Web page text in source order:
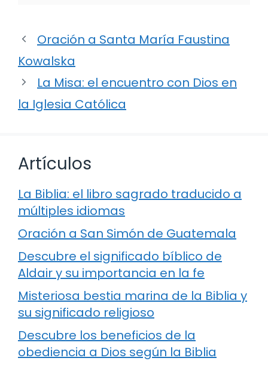
Oración a Santa María Faustina
Kowalska
La Misa: el encuentro con Dios en
la Iglesia Católica
Artículos
La Biblia: el libro sagrado traducido a
múltiples idiomas
Oración a San Simón de Guatemala
Descubre el significado bíblico de
Aldair y su importancia en la fe
Misteriosa bestia marina de la Biblia y
su significado religioso
Descubre los beneficios de la
obediencia a Dios según la Biblia